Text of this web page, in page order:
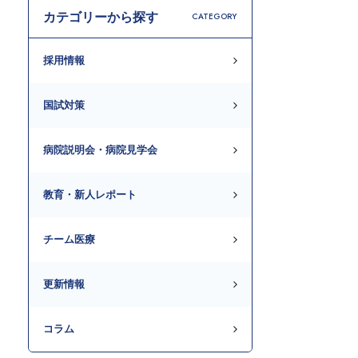
カテゴリーから探す CATEGORY
採用情報
国試対策
病院説明会・病院見学会
教育・新人レポート
チーム医療
更新情報
コラム